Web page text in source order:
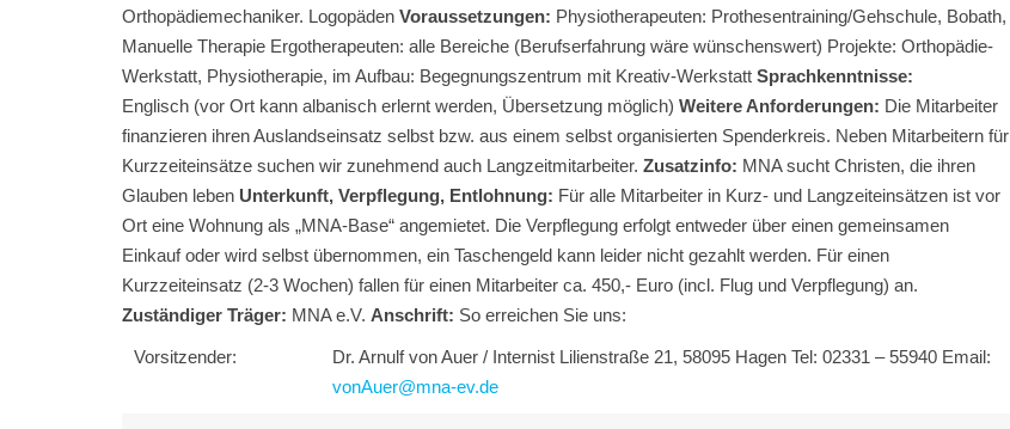
Orthopädiemechaniker. Logopäden Voraussetzungen: Physiotherapeuten: Prothesentraining/Gehschule, Bobath,
Manuelle Therapie Ergotherapeuten: alle Bereiche (Berufserfahrung wäre wünschenswert) Projekte: Orthopädie-
Werkstatt, Physiotherapie, im Aufbau: Begegnungszentrum mit Kreativ-Werkstatt Sprachkenntnisse:
Englisch (vor Ort kann albanisch erlernt werden, Übersetzung möglich) Weitere Anforderungen: Die Mitarbeiter
finanzieren ihren Auslandseinsatz selbst bzw. aus einem selbst organisierten Spenderkreis. Neben Mitarbeitern für
Kurzzeiteinsätze suchen wir zunehmend auch Langzeitmitarbeiter. Zusatzinfo: MNA sucht Christen, die ihren
Glauben leben Unterkunft, Verpflegung, Entlohnung: Für alle Mitarbeiter in Kurz- und Langzeiteinsätzen ist vor
Ort eine Wohnung als „MNA-Base“ angemietet. Die Verpflegung erfolgt entweder über einen gemeinsamen
Einkauf oder wird selbst übernommen, ein Taschengeld kann leider nicht gezahlt werden. Für einen
Kurzzeiteinsatz (2-3 Wochen) fallen für einen Mitarbeiter ca. 450,- Euro (incl. Flug und Verpflegung) an.
Zuständiger Träger: MNA e.V. Anschrift: So erreichen Sie uns:
Vorsitzender:
Dr. Arnulf von Auer / Internist Lilienstraße 21, 58095 Hagen Tel: 02331 – 55940 Email:
vonAuer@mna-ev.de